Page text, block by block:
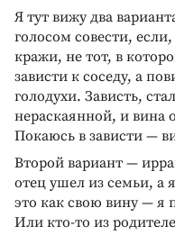
Я тут вижу два
голосом совести,
кражи, не тот, в
зависти к соседу, а
голодухи. Зависть,
нераскаянной, и вина
Покаюсь в зависти —
Второй вариант —
отец ушел из семьи, а
это как свою вину — я
Или кто-то из